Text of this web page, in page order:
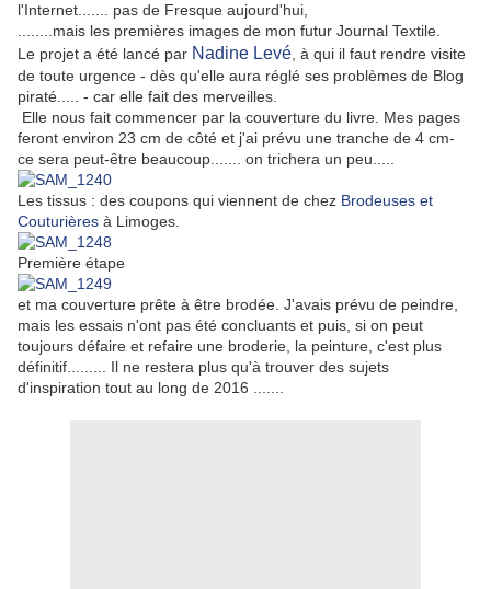
l'Internet....... pas de Fresque aujourd'hui,
........mais les premières images de mon futur Journal Textile.
Le projet a été lancé par Nadine Levé , à qui il faut rendre visite
de toute urgence - dès qu'elle aura réglé ses problèmes de Blog
piraté..... - car elle fait des merveilles.
Elle nous fait commencer par la couverture du livre. Mes pages
feront environ 23 cm de côté et j'ai prévu une tranche de 4 cm-
ce sera peut-être beaucoup....... on trichera un peu.....
Les tissus : des coupons qui viennent de chez Brodeuses et
Couturières à Limoges.
Première étape
et ma couverture prête à être brodée. J'avais prévu de peindre,
mais les essais n'ont pas été concluants et puis, si on peut
toujours défaire et refaire une broderie, la peinture, c'est plus
définitif......... Il ne restera plus qu'à trouver des sujets
d'inspiration tout au long de 2016 .......